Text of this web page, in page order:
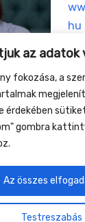
az adatok
fokozása, a
érdekében
gombra
Testreszabás
Az összes
hu